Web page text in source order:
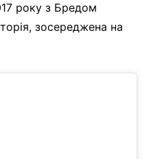
року з Бредом
зосереджена на